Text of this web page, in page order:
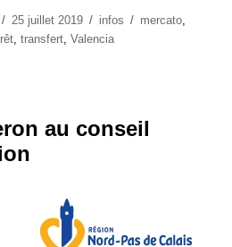
Publié
le
25 juillet 2019 Catégories
infos Étiquettes
mercato,
,transfert,Valencia
au conseil